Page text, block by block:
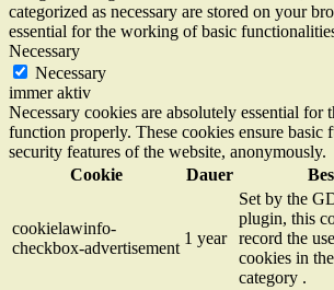
categorized as necessary are stored on your
essential for the working of basic
Necessary
Necessary
immer aktiv
Necessary cookies are absolutely essential for
function properly. These cookies ensure basic
security features of the website, anonymously.
Cookie
Dauer
cookielawinfo-
checkbox-advertisement
1 year
Set by the
plugin, this
record the
cookies in
category .